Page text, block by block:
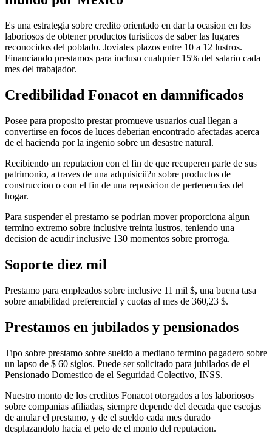
Es una estrategia sobre credito orientado en dar la ocasion en los
laboriosos de obtener productos turisticos de saber las lugares
reconocidos del poblado. Joviales plazos entre 10 a 12 lustros.
Financiando prestamos para incluso cualquier 15% del salario cada
mes del trabajador.
Credibilidad Fonacot en damnificados
Posee para proposito prestar promueve usuarios cual llegan a
convertirse en focos de luces deberian encontrado afectadas acerca
de el hacienda por la ingenio sobre un desastre natural.
Recibiendo un reputacion con el fin de que recuperen parte de sus
patrimonio, a traves de una adquisicii?n sobre productos de
construccion o con el fin de una reposicion de pertenencias del
hogar.
Para suspender el prestamo se podri­an mover proporciona algun
termino extremo sobre inclusive treinta lustros, teniendo una
decision de acudir inclusive 130 momentos sobre prorroga.
Soporte diez mil
Prestamo para empleados sobre inclusive 11 mil $, una buena tasa
sobre amabilidad preferencial y cuotas al mes de 360,23 $.
Prestamos en jubilados y pensionados
Tipo sobre prestamo sobre sueldo a mediano termino pagadero sobre
un lapso de $ 60 siglos. Puede ser solicitado para jubilados de el
Pensionado Domestico de el Seguridad Colectivo, INSS.
Nuestro monto de los creditos Fonacot otorgados a los laboriosos
sobre companias afiliadas, siempre depende del decada que escojas
de anular el prestamo, y de el sueldo cada mes durado
desplazandolo hacia el pelo de el monto del reputacion.